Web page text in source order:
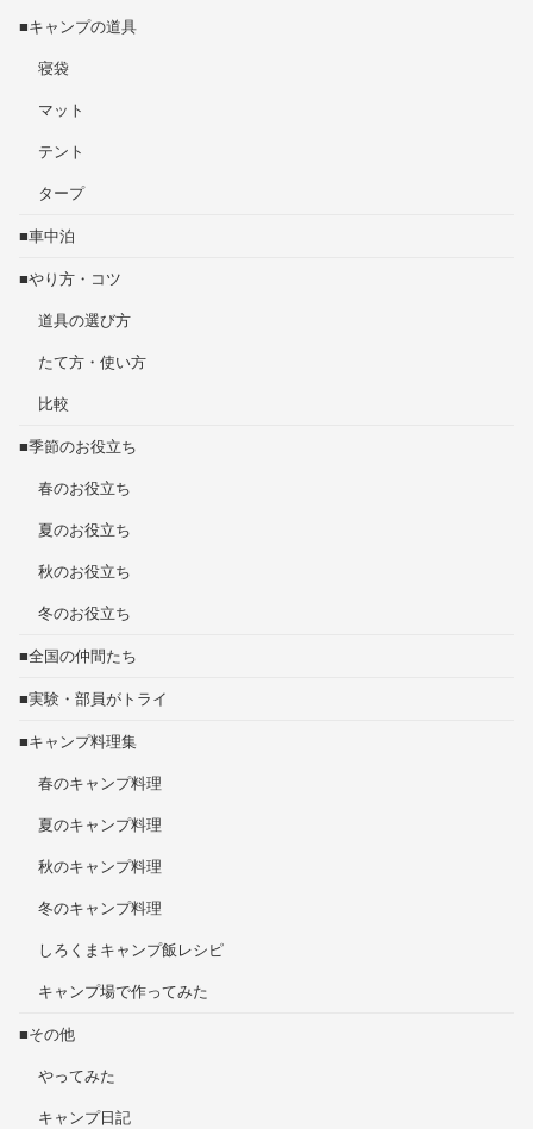
■キャンプの道具
寝袋
マット
テント
タープ
■車中泊
■やり方・コツ
道具の選び方
たて方・使い方
比較
■季節のお役立ち
春のお役立ち
夏のお役立ち
秋のお役立ち
冬のお役立ち
■全国の仲間たち
■実験・部員がトライ
■キャンプ料理集
春のキャンプ料理
夏のキャンプ料理
秋のキャンプ料理
冬のキャンプ料理
しろくまキャンプ飯レシピ
キャンプ場で作ってみた
■その他
やってみた
キャンプ日記